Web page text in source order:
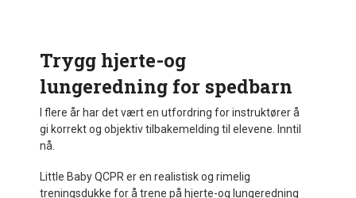
Trygg hjerte-og
lungeredning for spedbarn
I flere år har det vært en utfordring for instruktører å
gi korrekt og objektiv tilbakemelding til elevene. Inntil
nå.
Little Baby QCPR er en realistisk og rimelig
treningsdukke for å trene på hjerte-og lungeredning